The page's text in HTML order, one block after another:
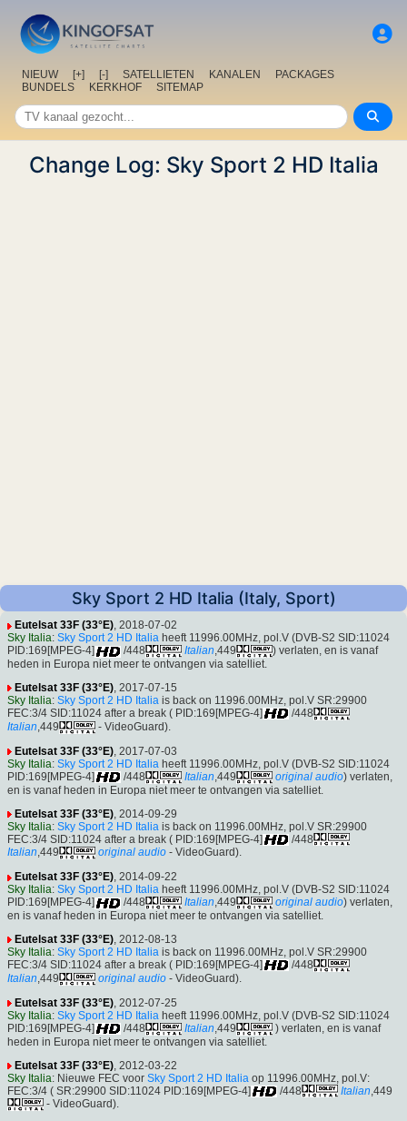
NIEUW [+] [-] SATELLIETEN KANALEN
PACKAGES
BUNDELS
KERKHOF SITEMAP
Change Log: Sky Sport 2 HD Italia
Sky Sport 2 HD Italia (Italy, Sport)
Eutelsat 33F (33°E), 2018-07-02
Sky Italia: Sky Sport 2 HD Italia heeft 11996.00MHz, pol.V (DVB-S2 SID:11024
PID:169[MPEG-4]
/448 Italian,449
) verlaten, en is vanaf
heden in Europa niet meer te ontvangen via satelliet.
Eutelsat 33F (33°E), 2017-07-15
Sky Italia: Sky Sport 2 HD Italia is back on 11996.00MHz, pol.V SR:29900
FEC:3/4 SID:11024 after a break ( PID:169[MPEG-4]
/448
Italian,449
- VideoGuard).
Eutelsat 33F (33°E) , 2017-07-03
Sky Italia: Sky Sport 2 HD Italia heeft 11996.00MHz, pol.V (DVB-S2 SID:11024
PID:169[MPEG-4]
/448 Italian ,449 original audio) verlaten,
en is vanaf heden in Europa niet meer te ontvangen via satelliet.
Eutelsat 33F (33°E) , 2014-09-29
Sky Italia: Sky Sport 2 HD Italia is back on 11996.00MHz, pol.V SR:29900
FEC:3/4 SID:11024 after a break ( PID:169[MPEG-4]
/448
Italian,449 original audio - VideoGuard).
Eutelsat 33F (33°E), 2014-09-22
Sky Italia: Sky Sport 2 HD Italia heeft 11996.00MHz, pol.V (DVB-S2 SID:11024
PID:169[MPEG-4]
/448 Italian,449 original audio) verlaten,
en is vanaf heden in Europa niet meer te ontvangen via satelliet.
Eutelsat 33F (33°E), 2012-08-13
Sky Italia: Sky Sport 2 HD Italia is back on 11996.00MHz, pol.V SR:29900
FEC:3/4 SID:11024 after a break ( PID:169[MPEG-4]
/448
Italian,449 original audio - VideoGuard).
Eutelsat 33F (33°E) , 2012-07-25
Sky Italia: Sky Sport 2 HD Italia heeft 11996.00MHz, pol.V (DVB-S2 SID:11024
PID:169[MPEG-4]
/448 Italian ,449
) verlaten, en is vanaf
heden in Europa niet meer te ontvangen via satelliet.
Eutelsat 33F (33°E) , 2012-03-22
Sky Italia: Nieuwe FEC voor Sky Sport 2 HD Italia op 11996.00MHz, pol.V:
FEC:3/4 ( SR:29900 SID:11024 PID:169[MPEG-4]
/448 Italian ,449
- VideoGuard).